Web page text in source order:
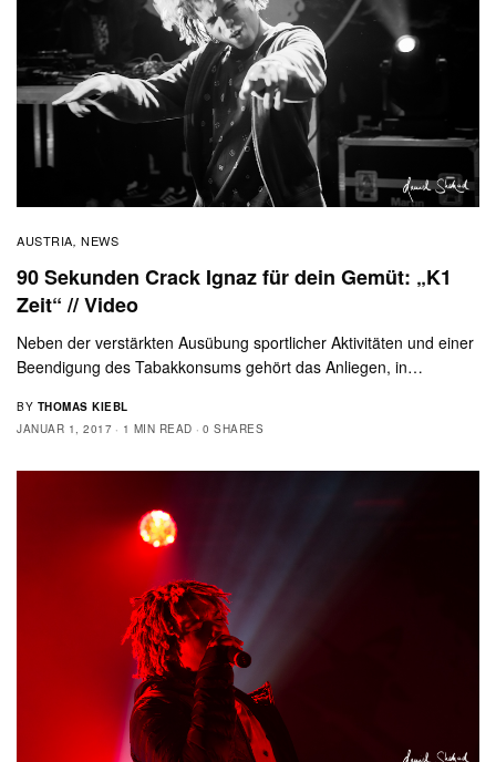
AUSTRIA, NEWS
90 Sekunden Crack Ignaz für dein Gemüt: „K1
Zeit“ // Video
Neben der verstärkten Ausübung sportlicher Aktivitäten und einer
Beendigung des Tabakkonsums gehört das Anliegen, in…
BY THOMAS KIEBL
JANUAR 1, 2017
1 MIN READ 0 SHARES